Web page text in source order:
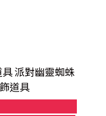
派對幽靈蜘蛛
道具